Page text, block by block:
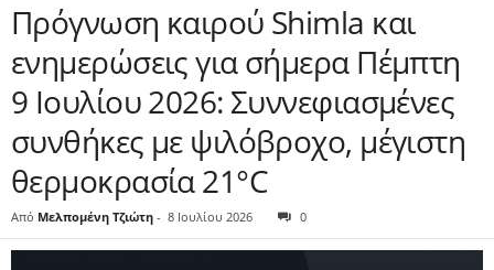
Πρόγνωση καιρού Shimla και
ενημερώσεις για σήμερα Πέμπτη
9 Ιουλίου 2026: Συννεφιασμένες
συνθήκες με ψιλόβροχο, μέγιστη
θερμοκρασία 21°C
Από Μελπομένη Τζιώτη - 8 Ιουλίου 2026 0